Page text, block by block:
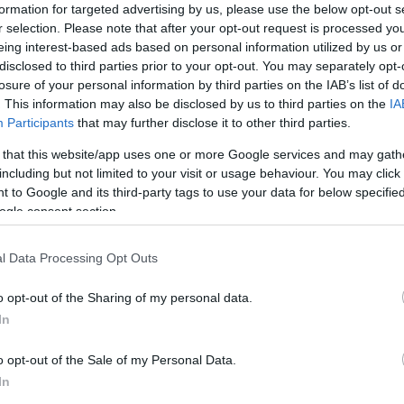
for targeted advertising by us, please use the below opt-out
selection. Please note that after your opt-out request is processed
interest-based ads based on personal information utilized by us
to third parties prior to your opt-out. You may separately
of your personal information by third parties on the IAB’s list of
This information may also be disclosed by us to third parties on the
Participants that may further disclose it to other third parties.
that this website/app uses one or more Google services and may
but not limited to your visit or usage behaviour. You may
to Google and its third-party tags to use your data for below
consent section.
Data Processing Opt Outs
opt-out of the Sharing of my personal data.
opt-out of the Sale of my Personal Data.
a Béla király téren felállított nagyméretű
a Béla király téren felállított nagyméretű
Kultúrájáért Egyesület tulajdonában lévő, a
Rotary Klub jóvoltából került a város
jegyében - számol be róla a
hogy az elmúlt pár napban már
az őszi szünet elteltével az iskolák számára is jó
de az sem lehetetlen, hogy az eredetileg
is segítené a szervezőket, erről majd a
napokban.